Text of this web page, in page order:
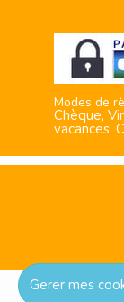
Modes de
Chèque,
vacances,
Gerer mes